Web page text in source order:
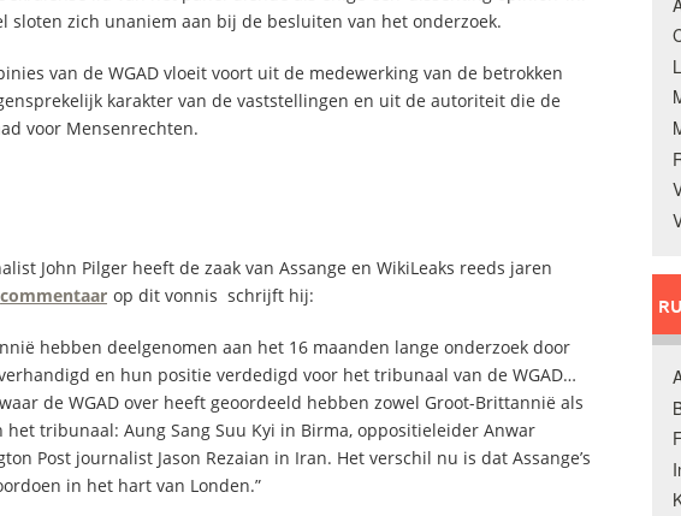
sloten zich unaniem aan bij de besluiten van het onderzoek.
van de WGAD vloeit voort uit de medewerking van de betrokken
karakter van de vaststellingen en uit de autoriteit die de
voor Mensenrechten.
John Pilger heeft de zaak van Assange en WikiLeaks reeds jaren
commentaar op dit vonnis schrijft hij:
hebben deelgenomen aan het 16 maanden lange onderzoek door
en hun positie verdedigd voor het tribunaal van de WGAD…
de WGAD over heeft geoordeeld hebben zowel Groot-Brittannië als
tribunaal: Aung Sang Suu Kyi in Birma, oppositieleider Anwar
Post journalist Jason Rezaian in Iran. Het verschil nu is dat Assange’s
in het hart van Londen.”